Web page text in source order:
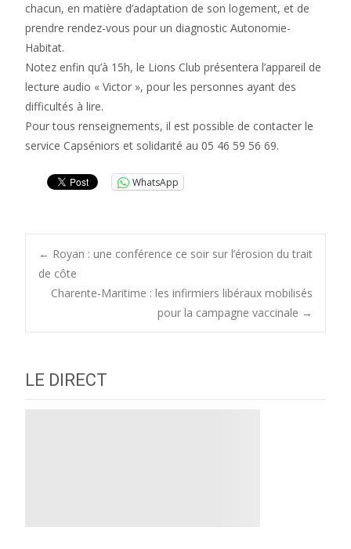
chacun, en matière d’adaptation de son logement, et de
prendre rendez-vous pour un diagnostic Autonomie-
Habitat.
Notez enfin qu’à 15h, le Lions Club présentera l’appareil de
lecture audio « Victor », pour les personnes ayant des
difficultés à lire.
Pour tous renseignements, il est possible de contacter le
service Capséniors et solidarité au 05 46 59 56 69.
WhatsApp
Post
navigation
← Royan : une conférence ce soir sur l’érosion du trait
de côte
Charente-Maritime : les infirmiers libéraux mobilisés
pour la campagne vaccinale →
LE DIRECT